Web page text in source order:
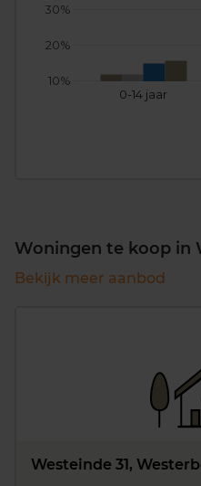
0-14 jaar
10%
20%
30%
Woningen te koop in
Bekijk meer aanbod
Westeinde 31,